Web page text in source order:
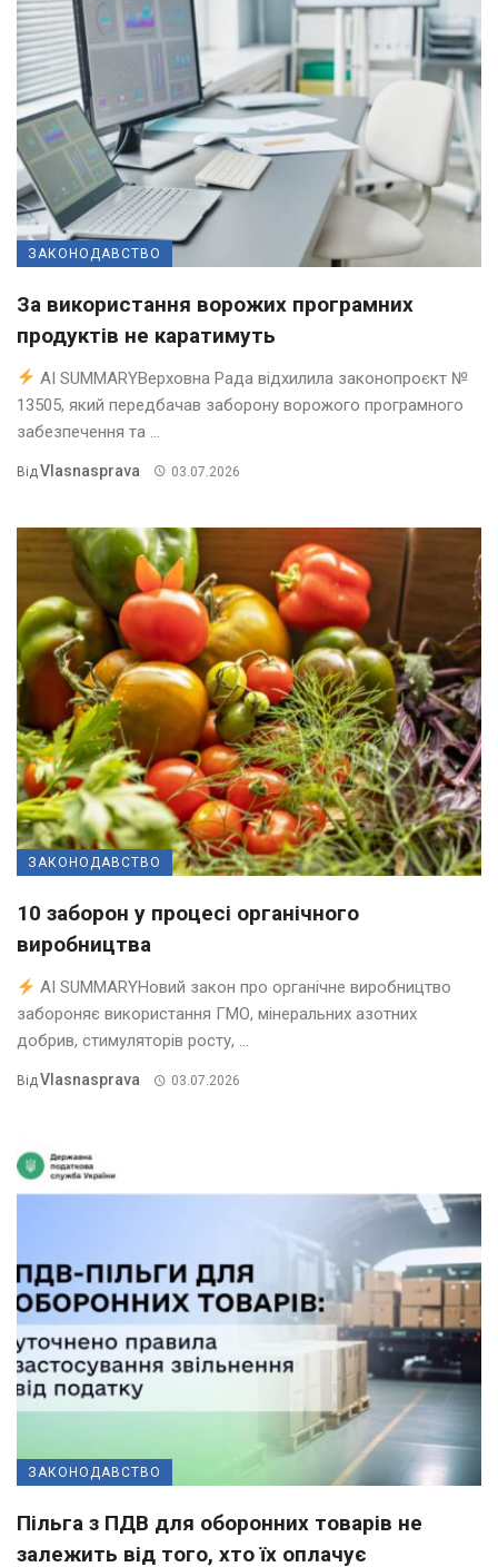
ЗАКОНОДАВСТВО
За використання ворожих програмних
продуктів не каратимуть
AI SUMMARYВерховна Рада відхилила законопроєкт №
13505, який передбачав заборону ворожого програмного
забезпечення та ...
Від Vlasnasprava 03.07.2026
ЗАКОНОДАВСТВО
10 заборон у процесі органічного
виробництва
AI SUMMARYНовий закон про органічне виробництво
забороняє використання ГМО, мінеральних азотних
добрив, стимуляторів росту, ...
ВідVlasnasprava 03.07.2026
ЗАКОНОДАВСТВО
Пільга з ПДВ для оборонних товарів не
залежить від того, хто їх оплачує